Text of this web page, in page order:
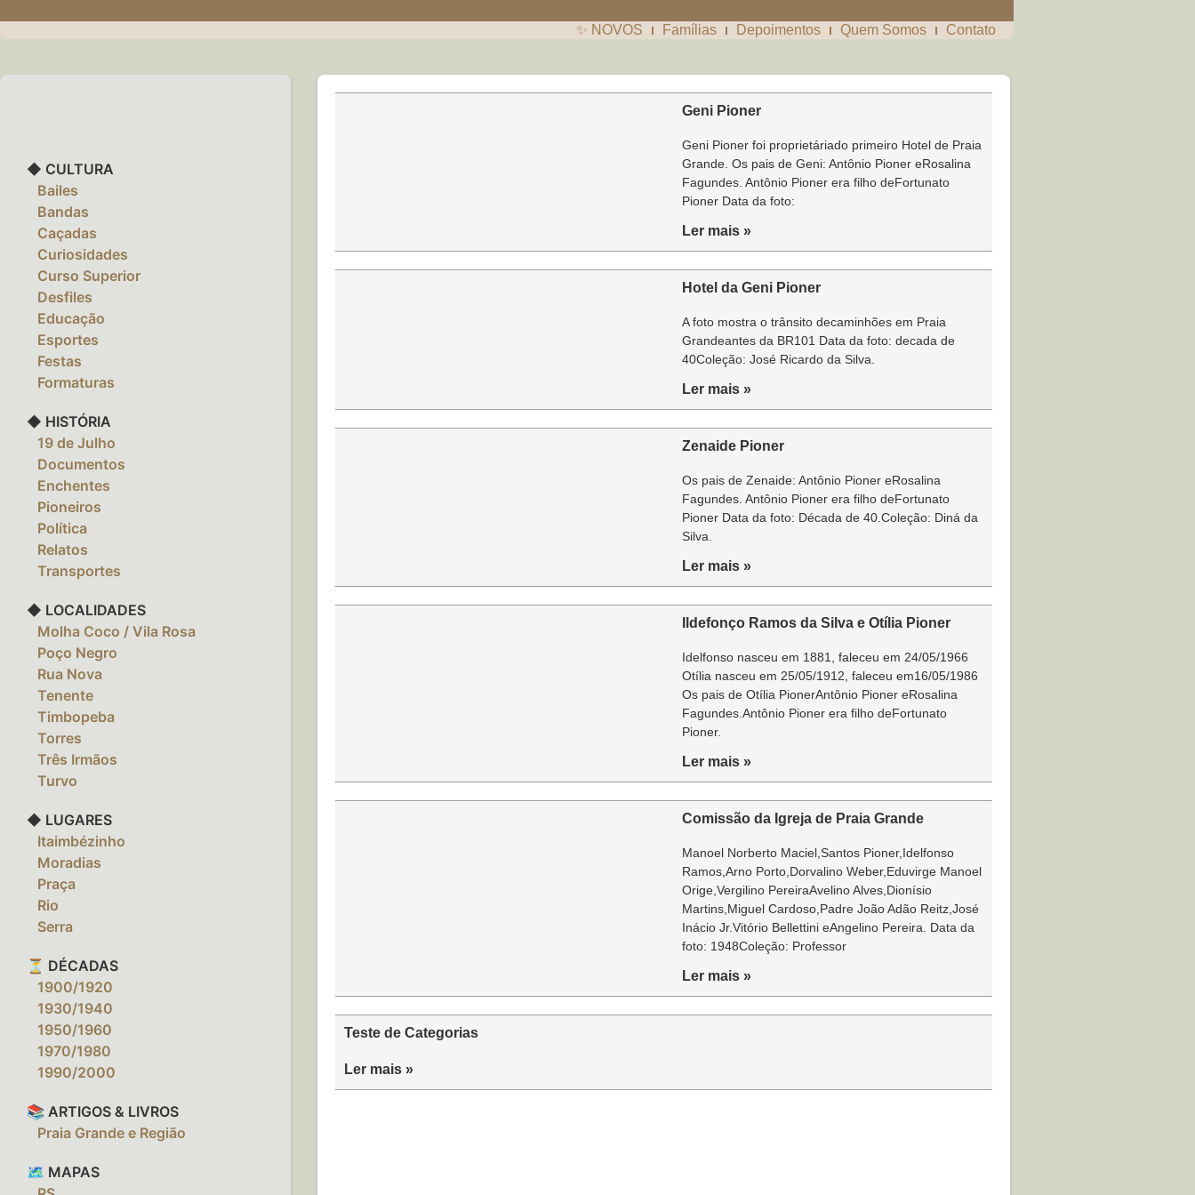
✨ NOVOS Famílias Depoimentos Quem Somos Contato
◆ CULTURA
‎ ‎ ‎ Bailes
‎ ‎ ‎ Bandas
‎ ‎ ‎ Caçadas
‎ ‎ ‎ Curiosidades
‎ ‎ ‎ Curso Superior
‎ ‎ ‎ Desfiles
‎ ‎ ‎ Educação
‎ ‎ ‎ Esportes
‎ ‎ ‎ Festas
‎ ‎ ‎ Formaturas
◆ HISTÓRIA
‎ ‎ ‎ 19 de Julho
‎ ‎ ‎ Documentos
‎ ‎ ‎ Enchentes
‎ ‎ ‎ Pioneiros
‎ ‎ ‎ Política
‎ ‎ ‎ Relatos
‎ ‎ ‎ Transportes
◆ LOCALIDADES
‎ ‎ ‎ Molha Coco / Vila Rosa
‎ ‎ ‎ Poço Negro
‎ ‎ ‎ Rua Nova
‎ ‎ ‎ Tenente
‎ ‎ ‎ Timbopeba
‎ ‎ ‎ Torres
‎ ‎ ‎ Três Irmãos
‎ ‎ ‎ Turvo
◆ LUGARES
‎ ‎ ‎ Itaimbézinho
‎ ‎ ‎ Moradias
‎ ‎ ‎ Praça
‎ ‎ ‎ Rio
‎ ‎ ‎ Serra
⏳ DÉCADAS
‎ ‎ ‎ 1900/1920
‎ ‎ ‎ 1930/1940
‎ ‎ ‎ 1950/1960
‎ ‎ ‎ 1970/1980
‎ ‎ ‎ 1990/2000
📚 ARTIGOS & LIVROS
‎ ‎ ‎ Praia Grande e Região
🗺️ MAPAS
Geni Pioner
Geni Pioner foi proprietáriado primeiro Hotel de Praia
Grande. Os pais de Geni: Antônio Pioner eRosalina
Fagundes. Antônio Pioner era filho deFortunato
Pioner Data da foto:
Ler mais »
Hotel da Geni Pioner
A foto mostra o trânsito decaminhões em Praia
Grandeantes da BR101 Data da foto: decada de
40Coleção: José Ricardo da Silva.
Ler mais »
Zenaide Pioner
Os pais de Zenaide: Antônio Pioner eRosalina
Fagundes. Antônio Pioner era filho deFortunato
Pioner Data da foto: Década de 40.Coleção: Diná da
Silva.
Ler mais »
Ildefonço Ramos da Silva e Otília Pioner
Idelfonso nasceu em 1881, faleceu em 24/05/1966
Otília nasceu em 25/05/1912, faleceu em16/05/1986
Os pais de Otília PionerAntônio Pioner eRosalina
Fagundes.Antônio Pioner era filho deFortunato
Pioner.
Ler mais »
Comissão da Igreja de Praia Grande
Manoel Norberto Maciel,Santos Pioner,Idelfonso
Ramos,Arno Porto,Dorvalino Weber,Eduvirge Manoel
Orige,Vergilino PereiraAvelino Alves,Dionísio
Martins,Miguel Cardoso,Padre João Adão Reitz,José
Inácio Jr.Vitório Bellettini eAngelino Pereira. Data da
foto: 1948Coleção: Professor
Ler mais »
Teste de Categorias
Ler mais »